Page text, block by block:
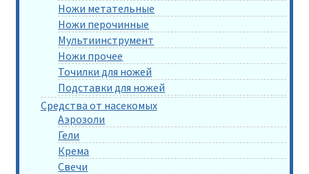
Ножи метательные
Ножи перочинные
Мультиинструмент
Ножи прочее
Точилки для ножей
Подставки для ножей
Средства от насекомых
Аэрозоли
Гели
Крема
Свечи